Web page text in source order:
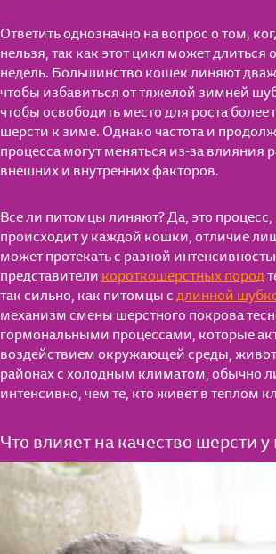
Ответить однозначно на вопрос о том,
нельзя, так как этот цикл может длиться
недель. Большинство кошек линяют
чтобы избавиться от тяжелой зимней
чтобы освободить место для роста более
шерсти к зиме. Однако частота и
процесса могут меняться из-за влияния
внешних и внутренних факторов.
Все ли питомцы линяют? Да, это
происходит у каждой кошки, отличие
может протекать с разной
представителикороткошерстных пород
так сильно, как питомцы сдлинной
механизм смены шерстного покрова
гормональными процессами, которые
воздействием окружающей среды,
районах с холодным климатом, обычно
интенсивно, чем те, кто живет в теплом
Что влияет на качество шерсти